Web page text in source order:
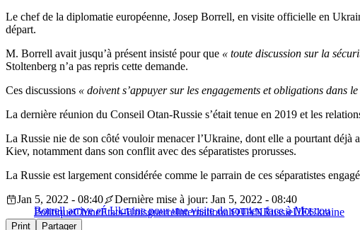
Le chef de la diplomatie européenne, Josep Borrell, en visite officielle en
départ.
M. Borrell avait jusqu’à présent insisté pour que « toute discussion sur la
Stoltenberg n’a pas repris cette demande.
Ces discussions « doivent s’appuyer sur les engagements et obligations dans
La dernière réunion du Conseil Otan-Russie s’était tenue en 2019 et les
La Russie nie de son côté vouloir menacer l’Ukraine, dont elle a pourtant
Kiev, notamment dans son conflit avec des séparatistes prorusses.
La Russie est largement considérée comme le parrain de ces séparatistes
Borrell arrive en Ukraine pour une visite de soutien face à Moscou
Jan 5, 2022 - 08:40
Dernière mise à jour: Jan 5, 2022 - 08:40
PolitiqueChineÉtats-UnisguerreInternationalOTANRussieUEUkraine
Print Partager